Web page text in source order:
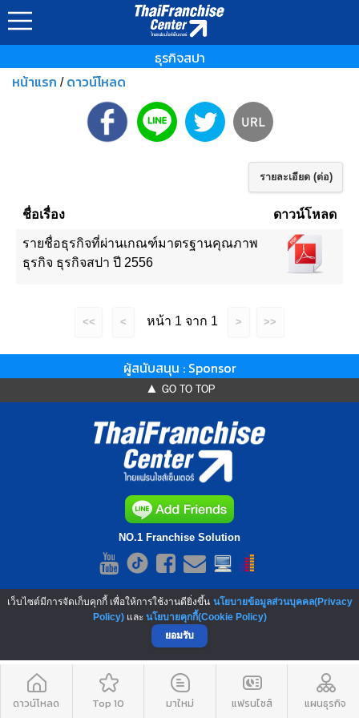
ธุรกิจสปา
หน้าแรก / ดาวน์โหลด
รายละเอียด (ต่อ)
ชื่อเรื่อง ดาวน์โหลด
รายชื่อธุรกิจที่ผ่านเกณฑ์มาตรฐานคุณภาพ
ธุรกิจ ธุรกิจสปา ปี 2556
<< < หน้า 1 จาก 1 > >>
ผู้สนับสนุน : Sponsor
▲ GO TO TOP
NO.1 Franchise Solution
เว็บไซต์มีการจัดเก็บคุกกี้ เพื่อให้การใช้งานดียิ่งขึ้น นโยบายข้อมูลส่วนบุคคล(Privacy
Policy)และ นโยบายคุกกี้(Cookie Policy)
ยอมรับ
ดาวน์โหลด Top 10 มาใหม่ แฟรนไชส์ แผนธุรกิจ